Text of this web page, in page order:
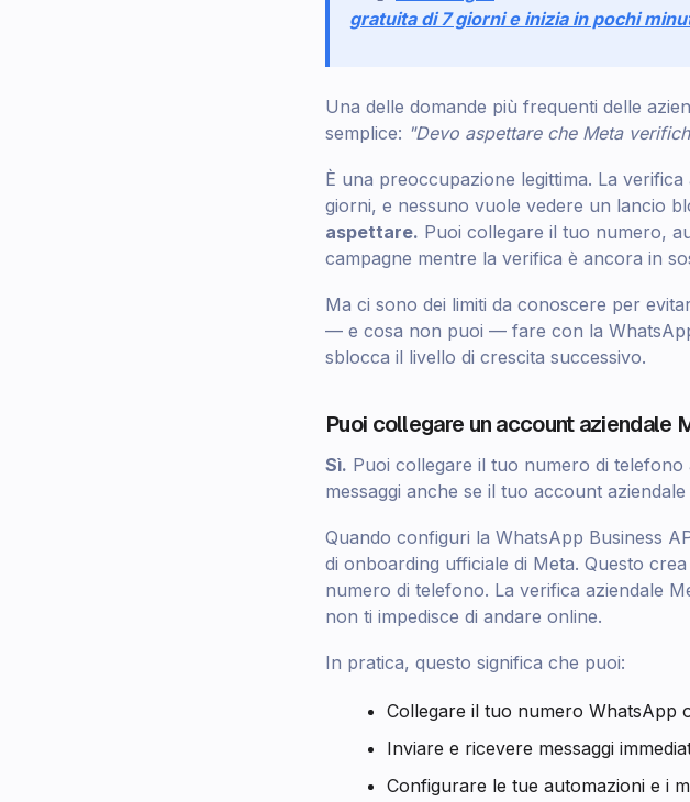
gratuita di 7 giorni e inizia in pochi
Una delle domande più frequenti delle
semplice: "Devo aspettare che Meta
È una preoccupazione legittima. La
giorni, e nessuno vuole vedere un lancio
aspettare. Puoi collegare il tuo numero,
campagne mentre la verifica è ancora in
Ma ci sono dei limiti da conoscere per
— e cosa non puoi — fare con la
sblocca il livello di crescita successivo.
Puoi collegare un account aziendale
Sì. Puoi collegare il tuo numero di
messaggi anche se il tuo account
Quando configuri la WhatsApp Business
di onboarding ufficiale di Meta. Questo
numero di telefono. La verifica aziendale
non ti impedisce di andare online.
In pratica, questo significa che puoi:
Collegare il tuo numero WhatsApp
Inviare e ricevere messaggi
Configurare le tue automazioni e i